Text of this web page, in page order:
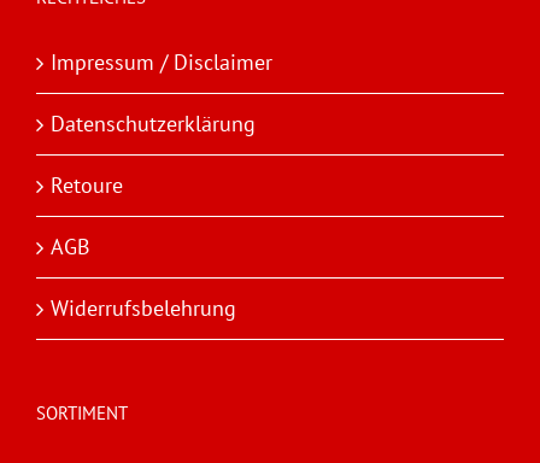
Impressum / Disclaimer
Datenschutzerklärung
Retoure
AGB
Widerrufsbelehrung
SORTIMENT